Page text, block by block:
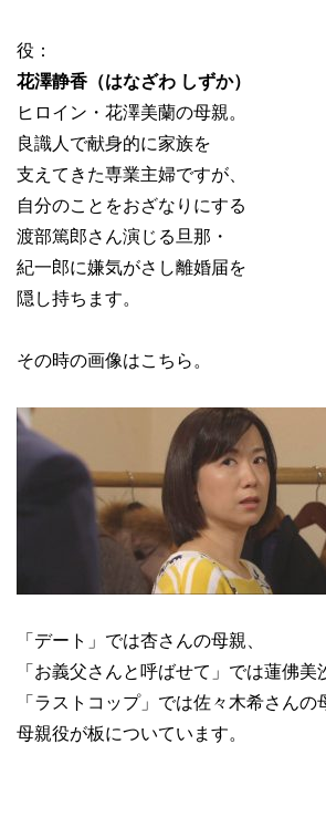
役：
花澤静香（はなざわ しずか）
ヒロイン・花澤美蘭の母親。
良識人で献身的に家族を
支えてきた専業主婦ですが、
自分のことをおざなりにする
渡部篤郎さん演じる旦那・
紀一郎に嫌気がさし離婚届を
隠し持ちます。
その時の画像はこちら。
「デート」では杏さんの母親、
「お義父さんと呼ばせて」では蓮佛美
「ラストコップ」では佐々木希さんの
母親役が板についています。